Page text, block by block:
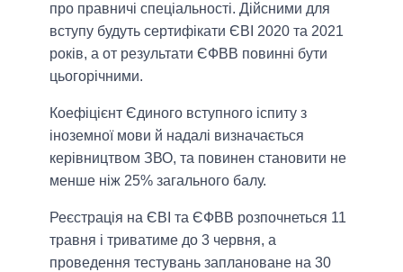
про правничі спеціальності. Дійсними для
вступу будуть сертифікати ЄВІ 2020 та 2021
років, а от результати ЄФВВ повинні бути
цьогорічними.
Коефіцієнт Єдиного вступного іспиту з
іноземної мови й надалі визначається
керівництвом ЗВО, та повинен становити не
менше ніж 25% загального балу.
Реєстрація на ЄВІ та ЄФВВ розпочнеться 11
травня і триватиме до 3 червня, а
проведення тестувань заплановане на 30